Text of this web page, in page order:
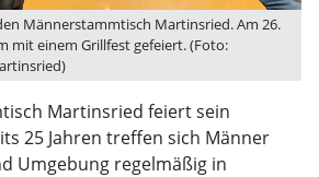
Männerstammtisch Martinsried. Am 26.
mit einem Grillfest gefeiert. (Foto:
Martinsried feiert sein
25 Jahren treffen sich Männer
Umgebung regelmäßig in